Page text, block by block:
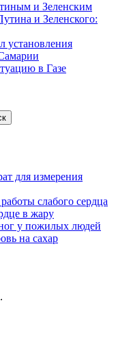
и Зеленским
и Зеленского:
установления
в Газе
для измерения
слабого сердца
в жару
у пожилых людей
на сахар